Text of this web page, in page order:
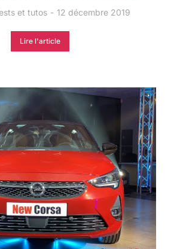
et tutos 12 décembre 2019
Lire l'article